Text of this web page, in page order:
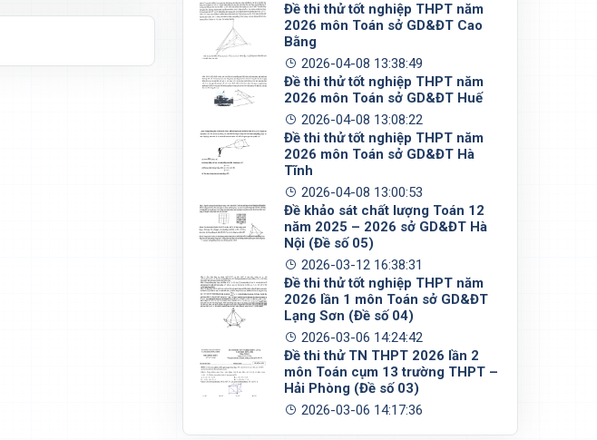
Đề thi thử tốt nghiệp THPT năm
2026 môn Toán sở GD&ĐT Cao
Bằng
2026-04-08 13:38:49
Đề thi thử tốt nghiệp THPT năm
2026 môn Toán sở GD&ĐT Huế
2026-04-08 13:08:22
Đề thi thử tốt nghiệp THPT năm
2026 môn Toán sở GD&ĐT Hà
Tĩnh
2026-04-08 13:00:53
Đề khảo sát chất lượng Toán 12
năm 2025 – 2026 sở GD&ĐT Hà
Nội (Đề số 05)
2026-03-12 16:38:31
Đề thi thử tốt nghiệp THPT năm
2026 lần 1 môn Toán sở GD&ĐT
Lạng Sơn (Đề số 04)
2026-03-06 14:24:42
Đề thi thử TN THPT 2026 lần 2
môn Toán cụm 13 trường THPT –
Hải Phòng (Đề số 03)
2026-03-06 14:17:36